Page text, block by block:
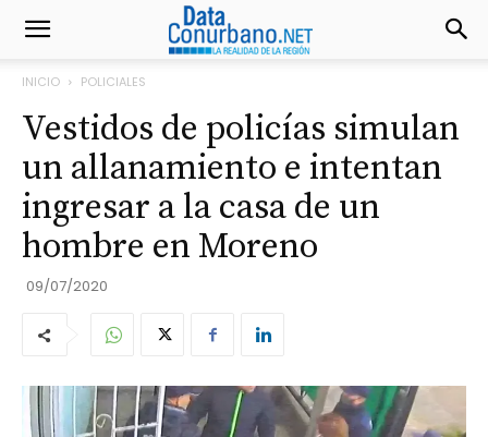
INICIO POLICIALES
Vestidos de policías simulan
un allanamiento e intentan
ingresar a la casa de un
hombre en Moreno
09/07/2020